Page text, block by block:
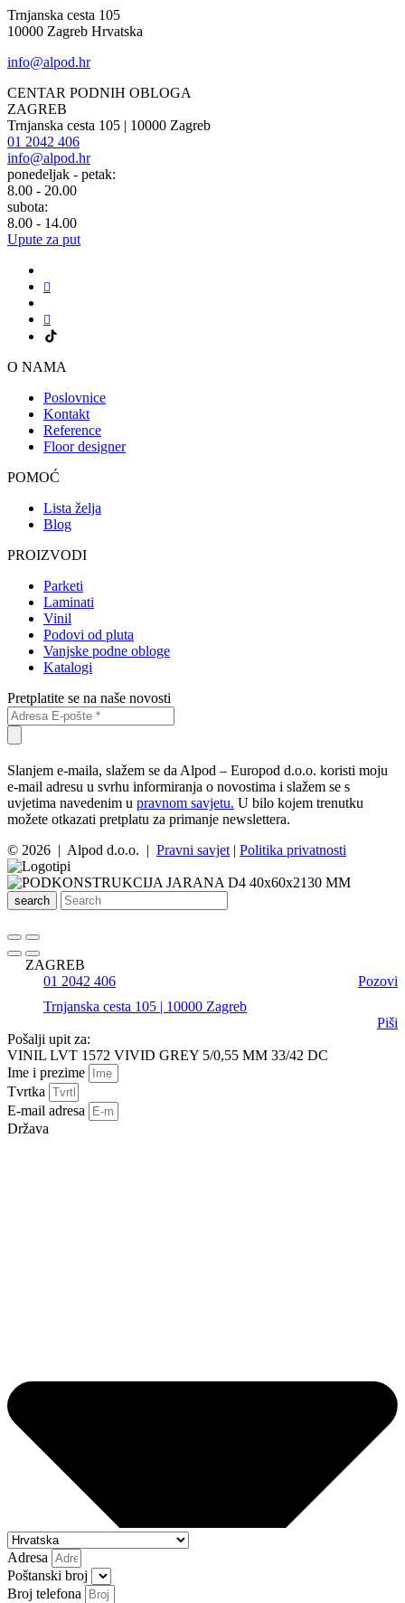
Trnjanska cesta 105
10000 Zagreb Hrvatska
info@alpod.hr
CENTAR PODNIH OBLOGA
ZAGREB
Trnjanska cesta 105 | 10000 Zagreb
01 2042 406
info@alpod.hr
ponedeljak - petak:
8.00 - 20.00
subota:
8.00 - 14.00
Upute za put
O NAMA
Poslovnice
Kontakt
Reference
Floor designer
POMOĆ
Lista želja
Blog
PROIZVODI
Parketi
Laminati
Vinil
Podovi od pluta
Vanjske podne obloge
Katalogi
Pretplatite se na naše novosti
Slanjem e-maila, slažem se da Alpod – Europod d.o.o. koristi moju
e-mail adresu u svrhu informiranja o novostima i slažem se s
uvjetima navedenim u pravnom savjetu. U bilo kojem trenutku
možete otkazati pretplatu za primanje newslettera.
© 2026 | Alpod d.o.o. | Pravni savjet | Politika privatnosti
search
ZAGREB
01 2042 406
Pozovi
Trnjanska cesta 105 | 10000 Zagreb
Piši
Pošalji upit za:
VINIL LVT 1572 VIVID GREY 5/0,55 MM 33/42 DC
Ime i prezime
Tvrtka
E-mail adresa
Država
Adresa
Poštanski broj
Broj telefona